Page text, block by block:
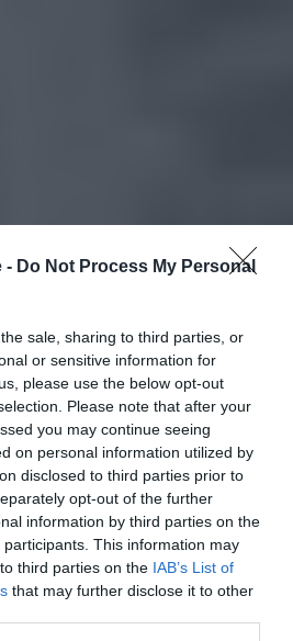
- Do Not Process My Personal
sale, sharing to third parties, or
or sensitive information for
please use the below opt-out
Please note that after your
you may continue seeing
on personal information utilized by
disclosed to third parties prior to
opt-out of the further
information by third parties on the
participants. This information may
third parties on the IAB’s List of
that may further disclose it to other